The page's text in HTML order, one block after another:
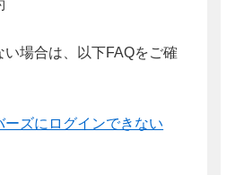
場合は、以下FAQをご確
ーズにログインできない